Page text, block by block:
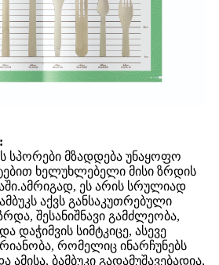
სპორები მზადდება უნაყოფო
ხელუხლებელი მისი ზრდის
ეს არის სრულიად
აქვს განსაკუთრებული
შესანიშნავი გამძლეობა,
დაჭიმვის სიმტკიცე, ასევე
რომელიც ინარჩუნებს
ამისა, ბამბუკი გადამუშავებადია,